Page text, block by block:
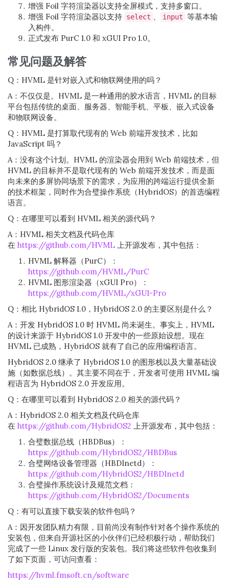
增强 Foil 字符渲染器以支持全屏模式，支持多窗口。
增强 Foil 字符渲染器以支持 select 、 input 等基本输
入构件。
正式发布 PurC 1.0 和 xGUI Pro 1.0。
常见问题及解答
Q：HVML 是针对嵌入式和物联网使用的吗？
A：不仅仅是。HVML 是一种通用的胶水语言，HVML 的目标
平台包括传统的桌面、服务器、智能手机、平板、嵌入式设备
和物联网设备。
Q：HVML 是打算取代现有的 Web 前端开发技术，比如
JavaScript 吗？
A：没有这个计划。HVML 的渲染器会用到 Web 前端技术，但
HVML 的目标并不是取代现有的 Web 前端开发技术，而是面
向未来的多屏协同场景下的需求，为应用的跨端运行提供全新
的技术框架，同时作为合璧操作系统（HybridOS）的首选编程
语言。
Q：在哪里可以看到 HVML 相关的源代码？
A：HVML 相关文档及代码仓库
在 https://github.com/HVML 上开源发布，其中包括：
HVML 解释器（PurC）：
https://github.com/HVML/PurC
HVML 图形渲染器（xGUI Pro）：
https://github.com/HVML/xGUI-Pro
Q：相比 HybridOS 1.0，HybridOS 2.0 的主要区别是什么？
A：开发 HybridOS 1.0 时 HVML 尚未诞生。事实上，HVML
的设计来源于 HybridOS 1.0 开发中的一些原始设想。现在
HVML 已成熟，HybridOS 就有了自己的应用编程语言。
HybridOS 2.0 继承了 HybridOS 1.0 的图形栈以及大量基础设
施（如数据总线）。其主要不同在于，开发者可使用 HVML 编
程语言为 HybridOS 2.0 开发应用。
Q：在哪里可以看到 HybridOS 2.0 相关的源代码？
A：HybridOS 2.0 相关文档及代码仓库
在 https://github.com/HybridOS2 上开源发布，其中包括：
合璧数据总线（HBDBus）：
https://github.com/HybridOS2/HBDBus
合璧网络设备管理器（HBDInetd）：
https://github.com/HybridOS2/HBDInetd
合璧操作系统设计及规范文档：
https://github.com/HybridOS2/Documents
Q：有可以直接下载安装的软件包吗？
A：因开发团队精力有限，目前尚没有制作针对各个操作系统的
安装包，但来自开源社区的小伙伴们已经积极行动，帮助我们
完成了一些 Linux 发行版的安装包。我们将这些软件包收集到
了如下页面，可访问查看：
https://hvml.fmsoft.cn/software